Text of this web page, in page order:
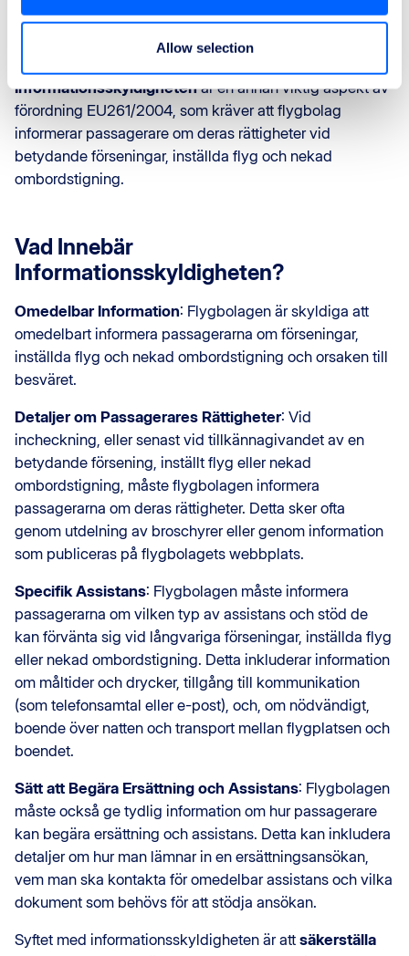
Allow selection
de får lämplig kompensation och assistans vid
Informationsskyldighetenär en annan viktig aspekt av
förordning EU261/2004, som kräver att flygbolag
informerar passagerare om deras rättigheter vid
betydande förseningar, inställda flyg och nekad
ombordstigning.
Vad Innebär
Informationsskyldigheten?
Omedelbar Information: Flygbolagen är skyldiga att
omedelbart informera passagerarna om förseningar,
inställda flyg och nekad ombordstigning och orsaken till
besväret.
Detaljer om Passagerares Rättigheter: Vid
incheckning, eller senast vid tillkännagivandet av en
betydande försening, inställt flyg eller nekad
ombordstigning, måste flygbolagen informera
passagerarna om deras rättigheter. Detta sker ofta
genom utdelning av broschyrer eller genom information
som publiceras på flygbolagets webbplats.
Specifik Assistans: Flygbolagen måste informera
passagerarna om vilken typ av assistans och stöd de
kan förvänta sig vid långvariga förseningar, inställda flyg
eller nekad ombordstigning. Detta inkluderar information
om måltider och drycker, tillgång till kommunikation
(som telefonsamtal eller e-post), och, om nödvändigt,
boende över natten och transport mellan flygplatsen och
boendet.
Sätt att Begära Ersättning och Assistans: Flygbolagen
måste också ge tydlig information om hur passagerare
kan begära ersättning och assistans. Detta kan inkludera
detaljer om hur man lämnar in en ersättningsansökan,
vem man ska kontakta för omedelbar assistans och vilka
dokument som behövs för att stödja ansökan.
Syftet med informationsskyldigheten är att säkerställa